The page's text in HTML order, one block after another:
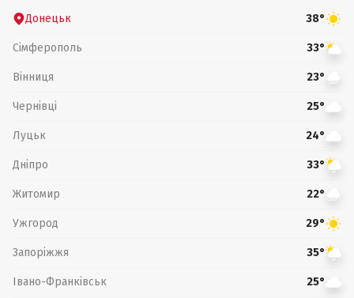
Донецьк 38°
Сімферополь 33°
Вінниця 23°
Чернівці 25°
Луцьк 24°
Дніпро 33°
Житомир 22°
Ужгород 29°
Запоріжжя 35°
Івано-Франківськ 25°